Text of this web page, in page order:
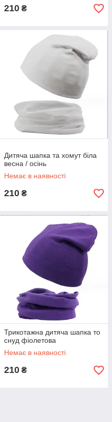
210 ₴
Дитяча шапка та хомут біла
весна / осінь
Немає в наявності
210 ₴
Трикотажна дитяча шапка то
снуд фіолетова
Немає в наявності
210 ₴